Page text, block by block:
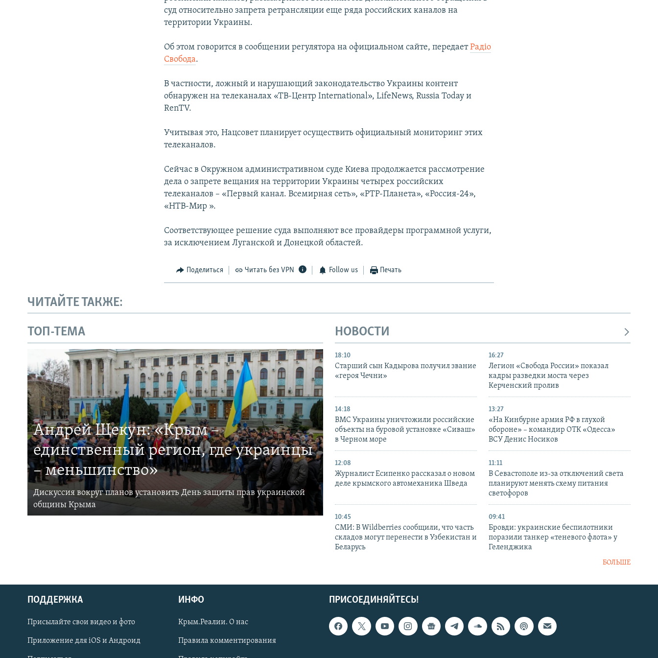
Українською
Qırımtatar
суд относительно запрета ретрансляции еще ряда российских каналов на
территории Украины.
Об этом говорится в сообщении регулятора на официальном сайте, передаетРадiо
Свобода.
В частности, ложный и нарушающий законодательство Украины контент
обнаружен на телеканалах «ТВ-Центр International», LifeNews, Russia Today и
RenTV.
Учитывая это, Нацсовет планирует осуществить официальный мониторинг этих
телеканалов.
Сейчас в Окружном административном суде Киева продолжается рассмотрение
дела о запрете вещания на территории Украины четырех российских
телеканалов – «Первый канал. Всемирная сеть», «РТР-Планета», «Россия-24»,
«НТВ-Мир ».
Соответствующее решение суда выполняют все провайдеры программной услуги,
за исключением Луганской и Донецкой областей.
Поделиться Читать без VPN Follow us Печать
ЧИТАЙТЕ ТАКЖЕ:
ТОП-ТЕМА
Андрей Щекун: «Крым –
единственный регион, где украинцы
– меньшинство»
Дискуссия вокруг планов установить День защиты прав украинской
общины Крыма
НОВОСТИ
18:10
Старший сын Кадырова получил звание
«героя Чечни»
16:27
Легион «Свобода России» показал
кадры разведки моста через
Керченский пролив
14:18
ВМС Украины уничтожили российские
объекты на буровой установке «Сиваш»
в Черном море
13:27
«На Кинбурне армия РФ в глухой
обороне» – командир ОТК «Одесса»
ВСУ Денис Носиков
12:08
Журналист Есипенко рассказал о новом
деле крымского автомеханика Шведа
11:11
В Севастополе из-за отключений света
планируют менять схему питания
светофоров
10:45
СМИ: В Wildberries сообщили, что часть
складов могут перенести в Узбекистан и
Беларусь
09:41
Бровди: украинские беспилотники
поразили танкер «теневого флота» у
Геленджика
БОЛЬШЕ
ПРИСОЕДИНЯЙТЕСЬ!
ПОДДЕРЖКА
Присылайте свои видео и фото
Приложение для iOS и Андроид
ИНФО
Крым.Реалии. О нас
Правила комментирования